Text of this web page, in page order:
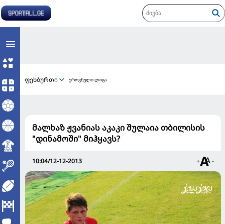
ფეხბურთი ეროვნული ლიგა
მალხაზ ჟვანიას აკაკი შულაია თბილისის
"დინამოში" მიჰყავს?
10:04/12-12-2013 + -